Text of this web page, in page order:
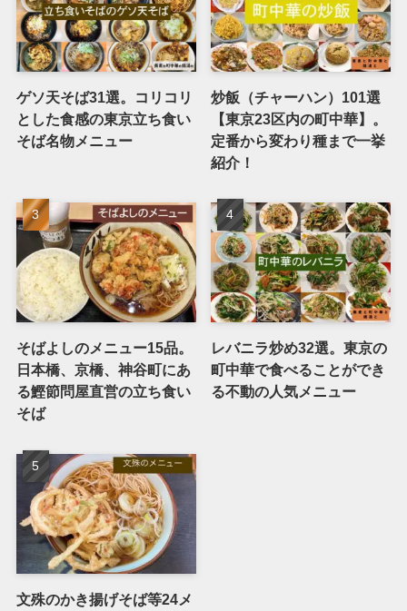
ゲソ天そば31選。コリコリ
とした食感の東京立ち食い
そば名物メニュー
炒飯（チャーハン）101選
【東京23区内の町中華】。
定番から変わり種まで一挙
紹介！
そばよしのメニュー15品。
日本橋、京橋、神谷町にあ
る鰹節問屋直営の立ち食い
そば
レバニラ炒め32選。東京の
町中華で食べることができ
る不動の人気メニュー
文殊のかき揚げそば等24メ